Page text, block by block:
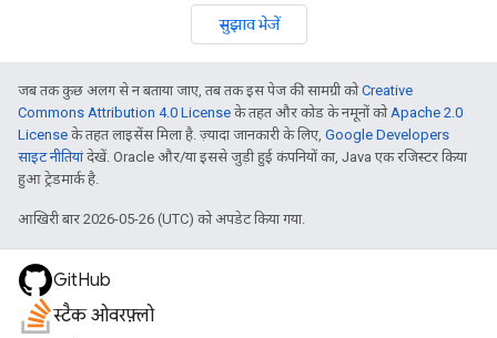
सुझाव भेजें
जब तक कुछ अलग से न बताया जाए, तब तक इस पेज की सामग्री कोCreative
Commons Attribution 4.0 License के तहत और कोड के नमूनों को Apache 2.0
License के तहत लाइसेंस मिला है. ज़्यादा जानकारी के लिए, Google Developers
साइट नीतियांदेखें. Oracle और/या इससे जुड़ी हुई कंपनियों का, Java एक रजिस्टर किया
हुआ ट्रेडमार्क है.
आखिरी बार 2026-05-26 (UTC) को अपडेट किया गया.
GitHub
स्टैक ओवरफ़्लो